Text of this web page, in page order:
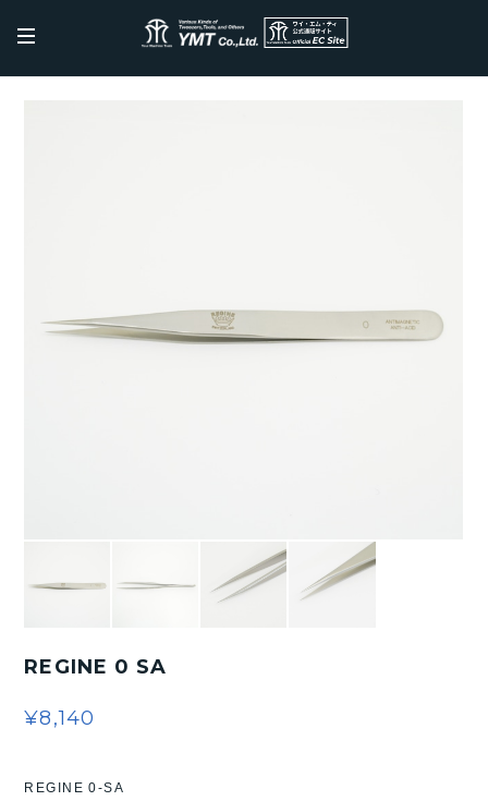
REGINE 0 SA
¥8,140
REGINE 0-SA